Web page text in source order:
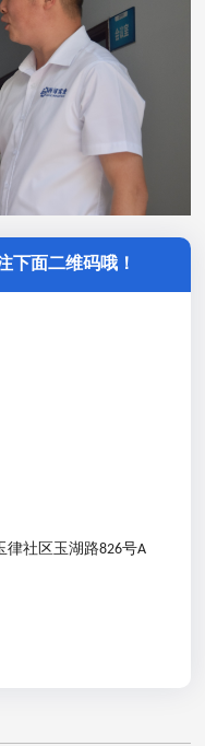
下面二维码哦！
社区玉湖路826号A